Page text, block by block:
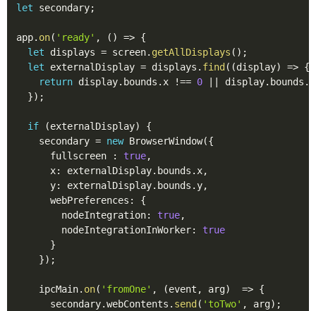
let secondary;
app. on( 'ready' , ( ) => {
let displays = screen. getAllDisplays ( ) ;
let externalDisplay = displays . find ( (display) => {
return display. bounds .x !== 0 display. bounds .
}) ;
if (externalDisplay)
{
    secondary
= new BrowserWindow({
      fullscreen
: true,
      x
: externalDisplay. bounds .x,
      y
: externalDisplay. bounds .y,
      webPreferences
:
{
        nodeIntegration
: true,
        nodeIntegrationInWorker
:
true
}
}) ;
    ipcMain
. on( 'fromOne' , (event , arg) => {
      secondary
.webContents . send ( 'toTwo' , arg) ;